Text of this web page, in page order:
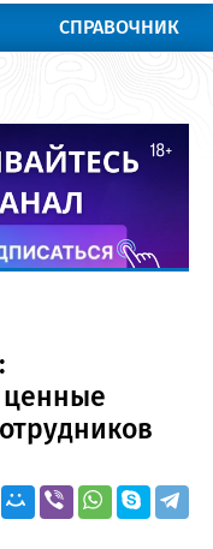
СПРАВОЧНИК
ценные